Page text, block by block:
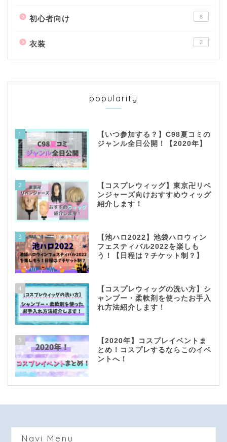
初心者向け 8
衣装 2
popularity
1
【いつ参加する？】C98夏コミの
ジャンル全日公開！【2020年】
2
【コスプレウィッグ】東京卍リベ
ンジャーズ向けおすすめウィッグ
紹介します！
3
【池ハロ2022】池袋ハロウィン
フェスティバル2022を楽しも
う！【日程は？チケット制？】
4
【コスプレウィッグの洗い方】シ
ャンプー・柔軟剤を使ったお手入
れ方法紹介します！
5
【2020年】コスプレイベントま
とめ！コスプレするならこのイベ
ントへ！
Navi Menu